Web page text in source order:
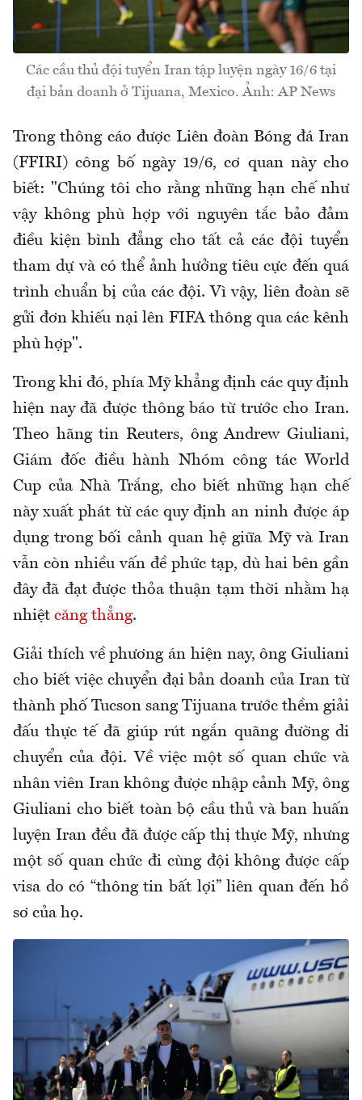
Các cầu thủ đội tuyển Iran tập luyện ngày 16/6 tại
đại bản doanh ở Tijuana, Mexico. Ảnh: AP News
Trong thông cáo được Liên đoàn Bóng đá Iran
(FFIRI) công bố ngày 19/6, cơ quan này cho
biết: "Chúng tôi cho rằng những hạn chế như
vậy không phù hợp với nguyên tắc bảo đảm
điều kiện bình đẳng cho tất cả các đội tuyển
tham dự và có thể ảnh hưởng tiêu cực đến quá
trình chuẩn bị của các đội. Vì vậy, liên đoàn sẽ
gửi đơn khiếu nại lên FIFA thông qua các kênh
phù hợp".
Trong khi đó, phía Mỹ khẳng định các quy định
hiện nay đã được thông báo từ trước cho Iran.
Theo hãng tin Reuters, ông Andrew Giuliani,
Giám đốc điều hành Nhóm công tác World
Cup của Nhà Trắng, cho biết những hạn chế
này xuất phát từ các quy định an ninh được áp
dụng trong bối cảnh quan hệ giữa Mỹ và Iran
vẫn còn nhiều vấn đề phức tạp, dù hai bên gần
đây đã đạt được thỏa thuận tạm thời nhằm hạ
nhiệt căng thẳng.
Giải thích về phương án hiện nay, ông Giuliani
cho biết việc chuyển đại bản doanh của Iran từ
thành phố Tucson sang Tijuana trước thềm giải
đấu thực tế đã giúp rút ngắn quãng đường di
chuyển của đội. Về việc một số quan chức và
nhân viên Iran không được nhập cảnh Mỹ, ông
Giuliani cho biết toàn bộ cầu thủ và ban huấn
luyện Iran đều đã được cấp thị thực Mỹ, nhưng
một số quan chức đi cùng đội không được cấp
visa do có “thông tin bất lợi” liên quan đến hồ
sơ của họ.